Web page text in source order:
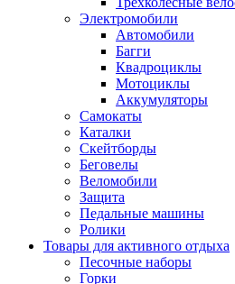
Электромобили
Автомобили
Багги
Квадроциклы
Мотоциклы
Аккумуляторы
Самокаты
Каталки
Скейтборды
Беговелы
Веломобили
Защита
Педальные машины
Ролики
Товары для активного отдыха
Песочные наборы
Горки